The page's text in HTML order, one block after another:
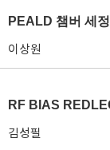
PEALD 챔버 세
이상원
RF BIAS
김성필